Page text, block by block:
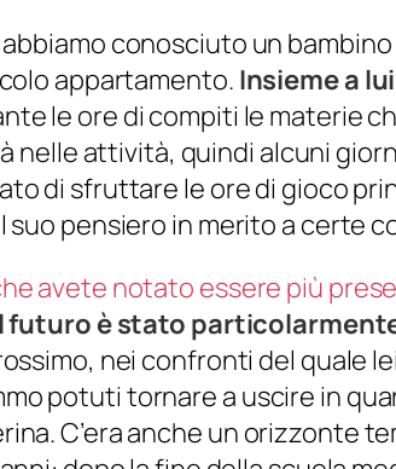
abbiamo conosciuto un
appartamento. Insieme a
le ore di compiti le materie
nelle attività, quindi alcuni
di sfruttare le ore di gioco
suo pensiero in merito a certe
avete notato essere più
futuro è stato
nei confronti del quale
potuti tornare a uscire in
C’era anche un orizzonte